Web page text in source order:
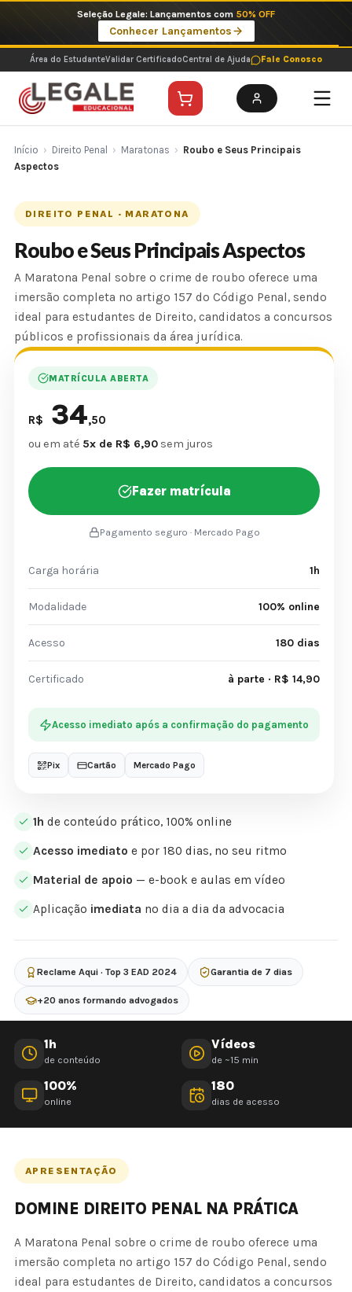
o
conteúdo
Imperdíveis no Pix: Pós Selecionadas a 199 reais no pix em parcela única
Ver ofertas
Área do EstudanteValidar CertificadoCentral de Ajuda Fale Conosco
Início › Direito Penal › Maratonas › Roubo e Seus Principais
Aspectos
DIREITO PENAL · MARATONA
Roubo e Seus Principais Aspectos
A Maratona Penal sobre o crime de roubo oferece uma
imersão completa no artigo 157 do Código Penal, sendo
ideal para estudantes de Direito, candidatos a concursos
públicos e profissionais da área jurídica.
1h de conteúdo prático, 100% online
Acesso imediato e por 180 dias, no seu ritmo
Material de apoio — e-book e aulas em vídeo
Aplicação imediata no dia a dia da advocacia
Reclame Aqui · Top 3 EAD 2024 Garantia de 7 dias
+20 anos formando advogados
MATRÍCULA ABERTA
R$ 34,50
ou em até 5x de R$ 6,90 sem juros
Fazer matrícula
Pagamento seguro · Mercado Pago
Carga horária 1h
Modalidade 100% online
Acesso 180 dias
Certificado à parte · R$ 14,90
Acesso imediato após a confirmação do pagamento
Pix Cartão Mercado Pago
1h
de conteúdo
Vídeos
de ~15 min
100%
online
180
dias de acesso
APRESENTAÇÃO
DOMINE DIREITO PENAL NA PRÁTICA
A Maratona Penal sobre o crime de roubo oferece uma
imersão completa no artigo 157 do Código Penal, sendo
ideal para estudantes de Direito, candidatos a concursos